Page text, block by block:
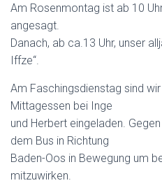
Am Rosenmontag ist ab 10
angesagt.
Danach, ab ca.13 Uhr, unser
Iffze“.
Am Faschingsdienstag sind
Mittagessen bei Inge
und Herbert eingeladen.
dem Bus in Richtung
Baden-Oos in Bewegung um
mitzuwirken.